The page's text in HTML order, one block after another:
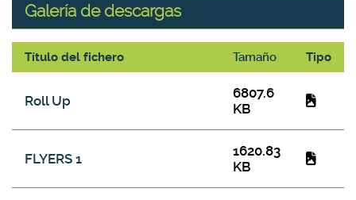
Galería de descargas
Título del fichero Tamaño Tipo
Roll Up
6807.6
KB
FLYERS 1
1620.83
KB